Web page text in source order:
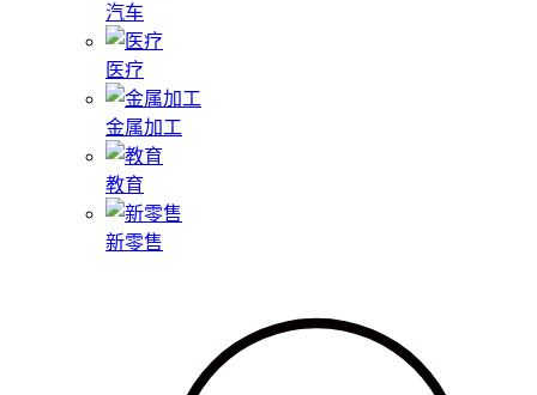
汽车
医疗
金属加工
教育
新零售